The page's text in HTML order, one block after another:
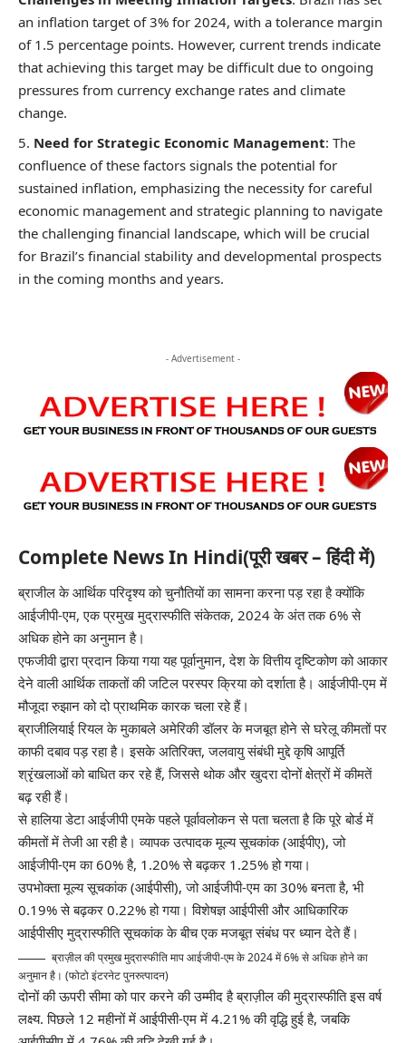
an inflation target of 3% for 2024, with a tolerance margin
of 1.5 percentage points. However, current trends indicate
that achieving this target may be difficult due to ongoing
pressures from currency exchange rates and climate
change.
Need for Strategic Economic Management: The
confluence of these factors signals the potential for
sustained inflation, emphasizing the necessity for careful
economic management and strategic planning to navigate
the challenging financial landscape, which will be crucial
for Brazil’s financial stability and developmental prospects
in the coming months and years.
- Advertisement -
Complete News In Hindi(पूरी खबर – हिंदी में)
ब्राजील के आर्थिक परिदृश्य को चुनौतियों का सामना करना पड़ रहा है क्योंकि
आईजीपी-एम, एक प्रमुख मुद्रास्फीति संकेतक, 2024 के अंत तक 6% से
अधिक होने का अनुमान है।
एफजीवी द्वारा प्रदान किया गया यह पूर्वानुमान, देश के वित्तीय दृष्टिकोण को आकार
देने वाली आर्थिक ताकतों की जटिल परस्पर क्रिया को दर्शाता है। आईजीपी-एम में
मौजूदा रुझान को दो प्राथमिक कारक चला रहे हैं।
ब्राजीलियाई रियल के मुकाबले अमेरिकी डॉलर के मजबूत होने से घरेलू कीमतों पर
काफी दबाव पड़ रहा है। इसके अतिरिक्त, जलवायु संबंधी मुद्दे कृषि आपूर्ति
श्रृंखलाओं को बाधित कर रहे हैं, जिससे थोक और खुदरा दोनों क्षेत्रों में कीमतें
बढ़ रही हैं।
से हालिया डेटाआईजीपी एमके पहले पूर्वावलोकन से पता चलता है कि पूरे बोर्ड में
कीमतों में तेजी आ रही है। व्यापक उत्पादक मूल्य सूचकांक (आईपीए), जो
आईजीपी-एम का 60% है, 1.20% से बढ़कर 1.25% हो गया।
उपभोक्ता मूल्य सूचकांक (आईपीसी), जो आईजीपी-एम का 30% बनता है, भी
0.19% से बढ़कर 0.22% हो गया। विशेषज्ञ आईपीसी और आधिकारिक
आईपीसीए मुद्रास्फीति सूचकांक के बीच एक मजबूत संबंध पर ध्यान देते हैं।
ब्राज़ील की प्रमुख मुद्रास्फीति माप आईजीपी-एम के 2024 में 6% से अधिक होने का
अनुमान है। (फोटो इंटरनेट पुनरुत्पादन)
दोनों की ऊपरी सीमा को पार करने की उम्मीद हैब्राज़ील की मुद्रास्फीतिइस वर्ष
लक्ष्य. पिछले 12 महीनों में आईपीसी-एम में 4.21% की वृद्धि हुई है, जबकि